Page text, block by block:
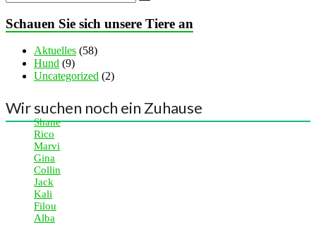
Schauen Sie sich unsere Tiere an
Aktuelles (58)
Hund (9)
Uncategorized (2)
Wir suchen noch ein Zuhause
Shane
Rico
Marvi
Gina
Collin
Jack
Kali
Filou
Alba